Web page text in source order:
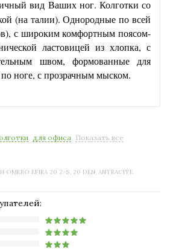
вид Ваших ног. Колготки со
(на талии). Однородные по всей
с широким комфортным поясом-
ластовицей из хлопка, с
швом, формованные для
ноге, с прозрачным мыском.
для офиса Показать все
EFIRA 20 2-S, 20 DEN, ANTRACITE